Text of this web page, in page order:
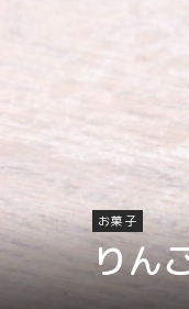
お菓子
りん